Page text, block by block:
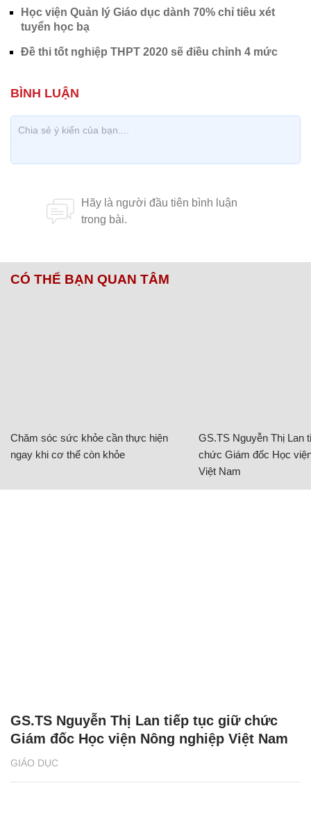
Học viện Quản lý Giáo dục dành 70% chỉ tiêu xét
tuyển học bạ
Đề thi tốt nghiệp THPT 2020 sẽ điều chỉnh 4 mức
CÓ THỂ BẠN QUAN TÂM
Chăm sóc sức khỏe cần thực hiện
ngay khi cơ thể còn khỏe
GS.TS Nguyễn Thị Lan
chức Giám đốc Học
Việt Nam
GIÁO DỤC
GS.TS Nguyễn Thị Lan tiếp tục giữ chức
Giám đốc Học viện Nông nghiệp Việt Nam